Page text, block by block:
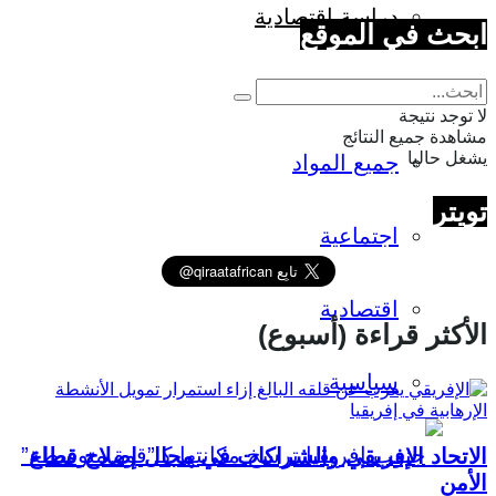
دراسة اقتصادية
ترجمات
جميع المواد
اجتماعية
اقتصادية
سياسية
ابحث في الموقع
لا توجد نتيجة
مشاهدة جميع النتائج
يشغل حاليا
تويتر
الأكثر قراءة (أسبوع)
الاتحاد الإفريقي والشراكات في مجال إصلاح قطاع
الأمن